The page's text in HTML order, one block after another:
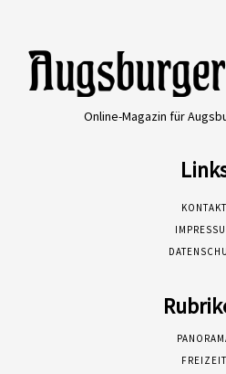
Online-Magazin für
KONTAKT
FREIZEIT